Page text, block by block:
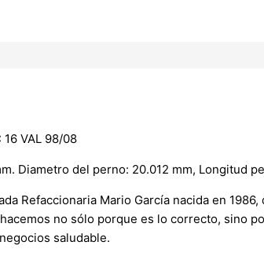
16 VAL 98/08
Diametro del perno: 20.012 mm, Longitud
Refaccionaria Mario García nacida en
no sólo porque es lo correcto, sino
saludable.